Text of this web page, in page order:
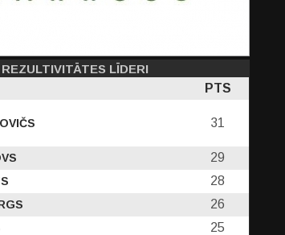
0.00
LĪDERI
PTS
31
29
28
26
25